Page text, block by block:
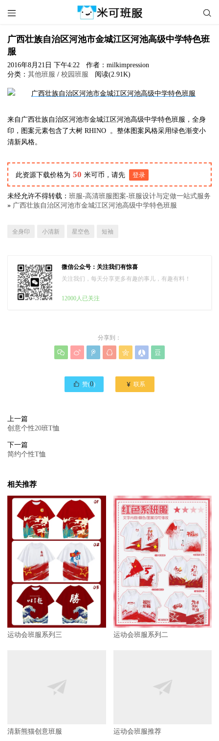
 
广西壮族自治区河池市金城江区河池高级中学特色班
服
2016年8月21日 下午4:22
作者：milkimpression
分类： 其他班服 / 校园班服 阅读(2.91K)
来自广西壮族自治区河池市金城江区河池高级中学特色班服，全身
印，图案元素包含了大树 RHINO 。整体图案风格采用绿色渐变小
清新风格。
此资源下载价格为 50 米可币，请先 登录
未经允许不得转载： 班服-高清班服图案-班服设计与定做一站式服务
» 广西壮族自治区河池市金城江区河池高级中学特色班服
全身印 小清新 星空色 短袖
微信公众号：关注我们有惊喜
关注我们，每天分享更多有趣的事儿，有趣有料！
12000人已关注
分享到：
      
 赞(0)  联系
上一篇
创意个性20班T恤
下一篇
简约个性T恤
相关推荐
运动会班服系列三 运动会班服系列二
清新熊猫创意班服 运动会班服推荐